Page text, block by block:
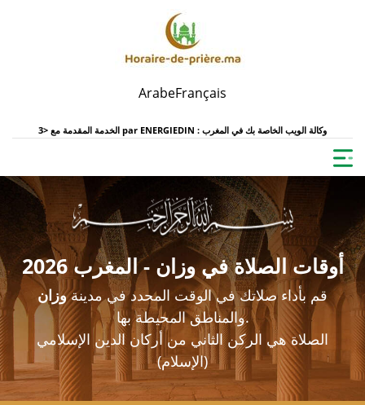
ArabeFrançais
الخدمة المقدمة مع <3 par ENERGIEDIN : وكالة الويب الخاصة بك في المغرب
أوقات الصلاة في وزان - المغرب 2026
قم بأداء صلاتك في الوقت المحدد في مدينةوزان
والمناطق المحيطة بها.
الصلاة هي الركن الثاني من أركان الدين الإسلامي
(الإسلام)